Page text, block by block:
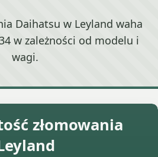
Daihatsu w Leyland waha
w zależności od modelu i
wagi.
złomowania